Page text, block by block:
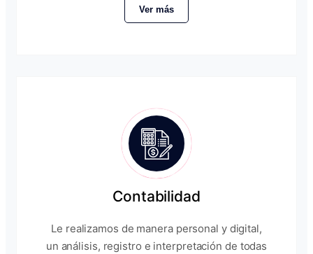
Ver más
Contabilidad
Le realizamos de manera personal y digital,
un análisis, registro e interpretación de todas